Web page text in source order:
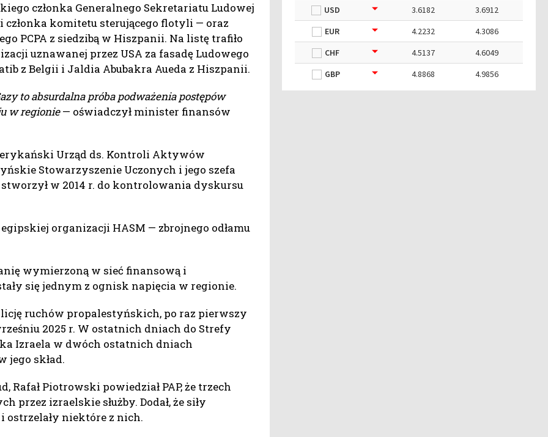
członka Generalnego Sekretariatu Ludowej
członka komitetu sterującego flotyli — oraz
PCPA z siedzibą w Hiszpanii. Na listę trafiło
uznawanej przez USA za fasadę Ludowego
z Belgii i Jaldia Abubakra Aueda z Hiszpanii.
to absurdalna próba podważenia postępów
w regionie— oświadczył minister finansów
Urząd ds. Kontroli Aktywów
Stowarzyszenie Uczonych i jego szefa
w 2014 r. do kontrolowania dyskursu
organizacji HASM — zbrojnego odłamu
wymierzoną w sieć finansową i
się jednym z ognisk napięcia w regionie.
ruchów propalestyńskich, po raz pierwszy
2025 r. W ostatnich dniach do Strefy
Izraela w dwóch ostatnich dniach
jego skład.
Piotrowski powiedział PAP, że trzech
przez izraelskie służby. Dodał, że siły
niektóre z nich.
USD
3.6182
3.6912
EUR
4.2232
4.3086
CHF
4.5137
4.6049
GBP
4.8868 4.9856